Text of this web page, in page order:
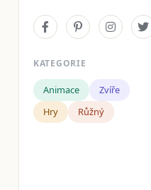
KATEGORIE
Animace
Zvíře
Hry
Růžný